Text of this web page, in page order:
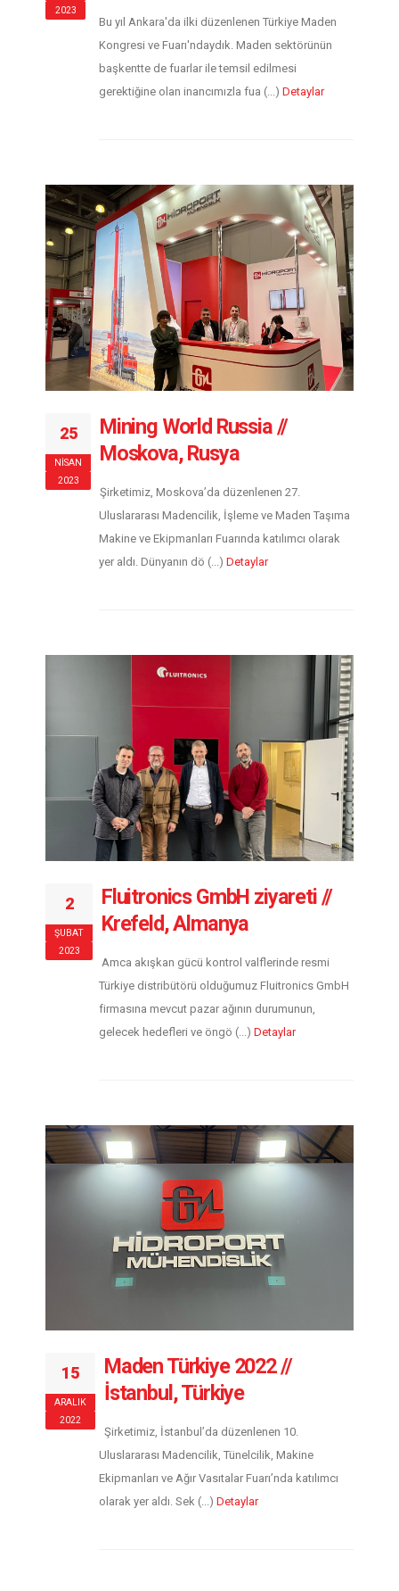
2023
Bu yıl Ankara'da ilki düzenlenen Türkiye Maden
Kongresi ve Fuarı'ndaydık. Maden sektörünün
başkentte de fuarlar ile temsil edilmesi
gerektiğine olan inancımızla fua (...) Detaylar
25
NISAN
2023
Mining World Russia //
Moskova, Rusya
Şirketimiz, Moskova’da düzenlenen 27.
Uluslararası Madencilik, İşleme ve Maden Taşıma
Makine ve Ekipmanları Fuarında katılımcı olarak
yer aldı. Dünyanın dö (...) Detaylar
2
ŞUBAT
2023
Fluitronics GmbH ziyareti //
Krefeld, Almanya
Amca akışkan gücü kontrol valflerinde resmi
Türkiye distribütörü olduğumuz Fluitronics GmbH
firmasına mevcut pazar ağının durumunun,
gelecek hedefleri ve öngö (...) Detaylar
15
ARALIK
2022
Maden Türkiye 2022 //
İstanbul, Türkiye
Şirketimiz, İstanbul’da düzenlenen 10.
Uluslararası Madencilik, Tünelcilik, Makine
Ekipmanları ve Ağır Vasıtalar Fuarı’nda katılımcı
olarak yer aldı. Sek (...) Detaylar